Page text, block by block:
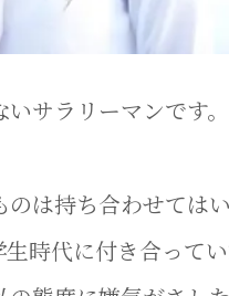
サラリーマンです。
は持ち合わせては
時代に付き合って